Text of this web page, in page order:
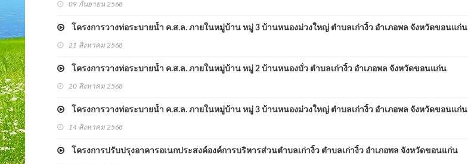
09 กันยายน 2568
โครงการวางท่อระบายน้ำ ค.ส.ล. ภายในหมู่บ้าน หมู่ 3 บ้านหนองม่วงใหญ่ ตำบลเก่างิ้ว อำเภอพล จังหวัดขอนแก่น
21 สิงหาคม 2568
โครงการวางท่อระบายน้ำ ค.ส.ล. ภายในหมู่บ้าน หมู่ 2 บ้านหนองบั่ว ตำบลเก่างิ้ว อำเภอพล จังหวัดขอนแก่น
20 สิงหาคม 2568
โครงการวางท่อระบายน้ำ ค.ส.ล. ภายในหมู่บ้าน หมู่ 3 บ้านหนองม่วงใหญ่ ตำบลเก่างิ้ว อำเภอพล จังหวัดขอนแก่น
14 สิงหาคม 2568
โครงการปรับปรุงอาคารอเนกประสงค์องค์การบริหารส่วนตำบลเก่างิ้ว ตำบลเก่างิ้ว อำเภอพล จังหวัดขอนแก่น